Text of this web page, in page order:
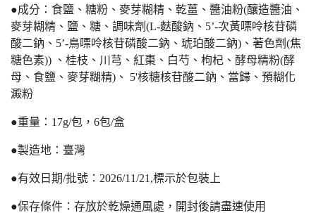
●成分：食鹽、糖粉、麥芽糊精、乾薑、醬油粉(釀造醬油、
麥芽糊精、鹽、糖、調味劑(L-麩酸鈉、5’-次黃嘌呤核苷磷
酸二鈉、5’-鳥嘌呤核苷磷酸二鈉、琥珀酸二鈉)、著色劑(焦
糖色素)) 、桂枝、川芎、紅棗、白芍、枸杞、酵母精粉(酵
母、食鹽、麥芽糊精)、 5'核糖核苷酸二鈉、當歸、預糊化
澱粉
●重量：17g/包，6包/盒
●製造地：臺灣
●有效日期/批號：2026/11/21,標示於包裝上
●保存條件：存放於乾燥通風處，開封後請盡速使用